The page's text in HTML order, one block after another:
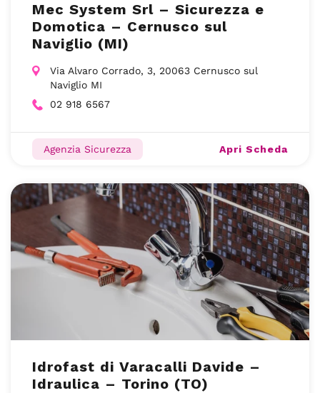
Mec System Srl – Sicurezza e
Domotica – Cernusco sul
Naviglio (MI)
Via Alvaro Corrado, 3, 20063 Cernusco sul
Naviglio MI
02 918 6567
Agenzia Sicurezza Apri Scheda
Idrofast di Varacalli Davide –
Idraulica – Torino (TO)